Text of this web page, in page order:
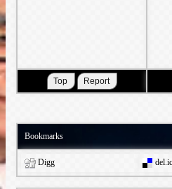
Bookmarks
Digg